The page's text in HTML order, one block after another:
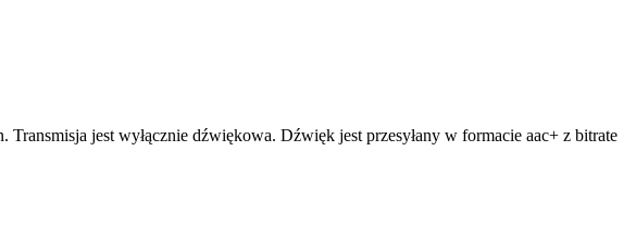
jest wyłącznie dźwiękowa. Dźwięk jest przesyłany w formacie aac+ z bitrate